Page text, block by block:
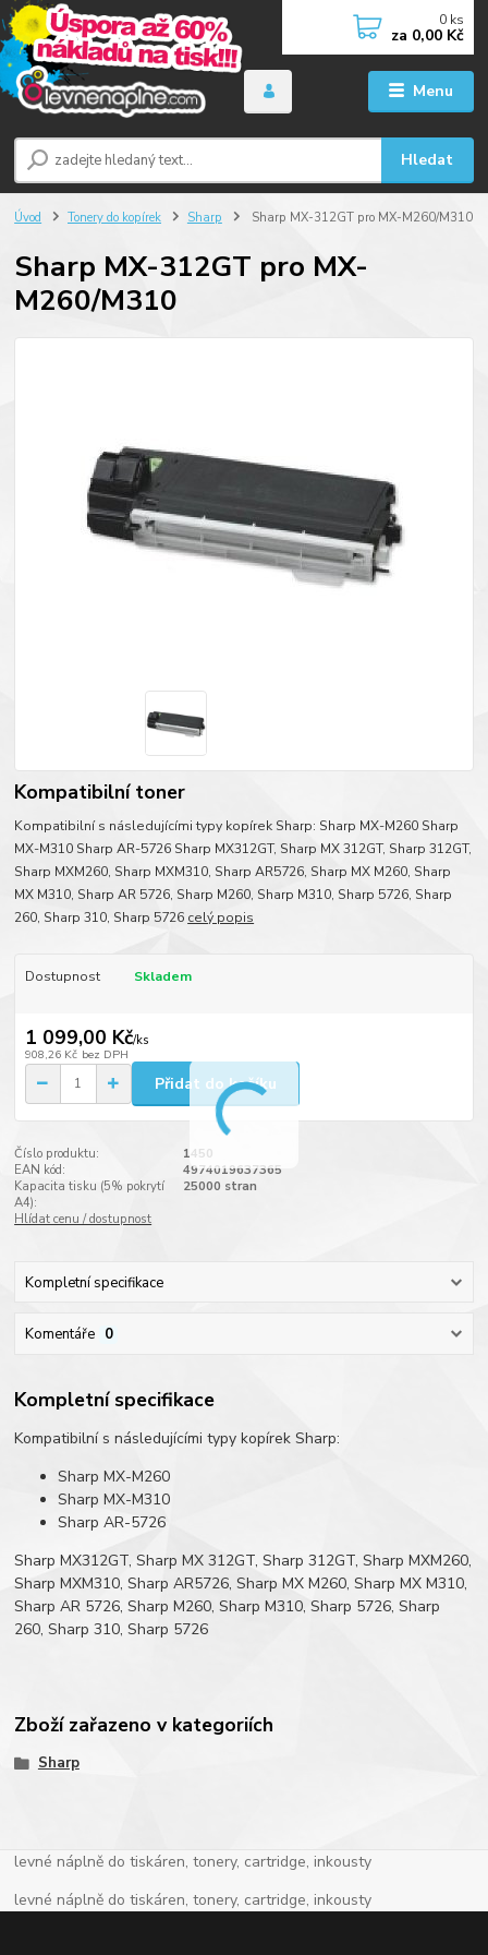
Menu
Hledat
0 ks
za 0,00 Kč
Úvod Tonery do kopírek Sharp Sharp MX-312GT pro MX-M260/M310
Sharp MX-312GT pro MX-
M260/M310
Kompatibilní toner
Kompatibilní s následujícími typy kopírek Sharp: Sharp MX-M260 Sharp
MX-M310 Sharp AR-5726 Sharp MX312GT, Sharp MX 312GT, Sharp 312GT,
Sharp MXM260, Sharp MXM310, Sharp AR5726, Sharp MX M260, Sharp
MX M310, Sharp AR 5726, Sharp M260, Sharp M310, Sharp 5726, Sharp
260, Sharp 310, Sharp 5726 celý popis
Dostupnost Skladem
1 099,00 Kč/ks
908,26 Kč bez DPH
Přidat do košíku
Číslo produktu:
1450
EAN kód:
4974019637365
Kapacita tisku (5% pokrytí
A4):
25000 stran
Hlídat cenu / dostupnost
Kompletní specifikace
Komentáře 0
Kompletní specifikace
Kompatibilní s následujícími typy kopírek Sharp:
Sharp MX-M260
Sharp MX-M310
Sharp AR-5726
Sharp MX312GT, Sharp MX 312GT, Sharp 312GT, Sharp MXM260,
Sharp MXM310, Sharp AR5726, Sharp MX M260, Sharp MX M310,
Sharp AR 5726, Sharp M260, Sharp M310, Sharp 5726, Sharp
260, Sharp 310, Sharp 5726
Zboží zařazeno v kategoriích
Sharp
levné náplně do tiskáren, tonery, cartridge, inkousty
levné náplně do tiskáren, tonery, cartridge, inkousty